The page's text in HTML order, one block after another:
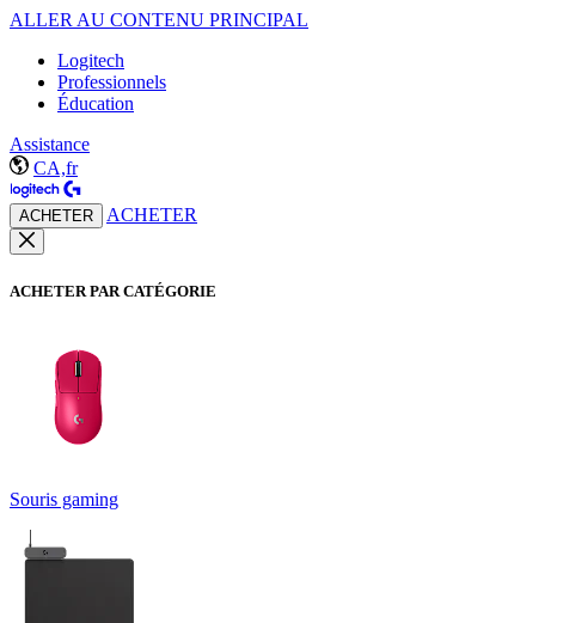
ALLER AU CONTENU PRINCIPAL
Logitech
Professionnels
Éducation
Assistance
CA,fr
ACHETER ACHETER
ACHETER PAR CATÉGORIE
Souris gaming